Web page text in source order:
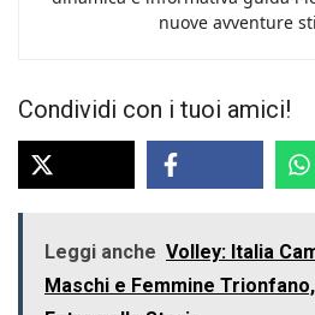
nuove avventure
Condividi con i tuoi amici!
Leggi anche Volley: Italia
Maschi e Femmine